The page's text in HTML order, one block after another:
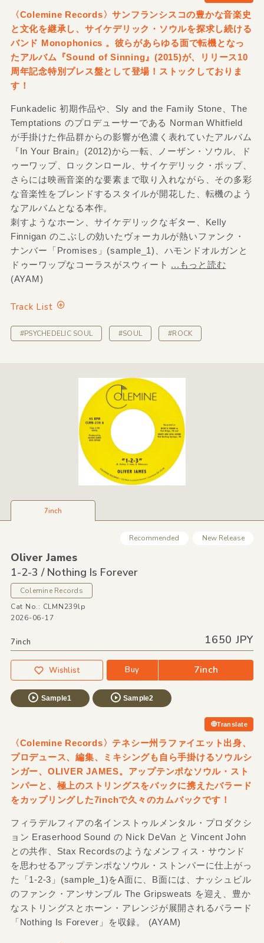
〈Colemine Records〉サンフランシスコの豊かな音楽史
と文化を継承し、サイケデリック・ソウルを探求し続ける
バンド Monophonics 。彼らがあらゆる面で転機となっ
たアルバム『Sound of Sinning』(2015)が、リリース10
周年記念特別プレス盤として登場！ストックしておりま
す！
Funkadelic 初期作品や、Sly and the Family Stone、The
Temptations のプロデューサーである Norman Whitfield
が手掛けた作品群からの影響が色濃く表れていたアルバム
『In Your Brain』(2012)から一転、ノーザン・ソウル、ド
ゥーワップ、ロックンロール、サイケデリック・ポップ、
さらには映画音楽的な要素まで取り入れながら、その多彩
な音楽性をブレンドするスタイルが開花した、転機のよう
なアルバムとなる本作。
刺すようなホーン、サイケデリックなギター、Kelly
Finnigan のこぶしの効いたヴォーカルが熱いファンク・
ナンバー「Promises」(sample_1)、ハモンドオルガンと
ドゥーワップなコーラスがスウィート ...もっと読む
(AYAM)
Track List
#PSYCHEDELIC SOUL #SOUL #ROCK
7inch
Recommended New Release
Oliver James
1-2-3 /Nothing Is Forever
Colemine Records
Cat No.: CLMN239lp
2026-06-17
7inch 1650 JPY
Wishlist Buy 7inch
Sample1 Sample2
Translate
〈Colemine Records〉テネシー州ラファイエット出身、
プロデュース、編集、ミキシングも自ら手掛けるソウルシ
ンガー、OLIVER JAMES。アップテンポなソウル・スト
ンパーと、極上のストリングスをバックに携えたバラード
をカップリングした7inchで久々のカムバックです！
フィラデルフィアの名インストゥルメンタル・プロダクシ
ョン Eraserhood Sound の Nick DeVan と Vincent John
との共作、Stax Recordsのようなメンフィス・サウンド
を思わせるアップテンポなソウル・ストンパーに仕上がっ
た「1-2-3」(sample_1)をA面に、B面には、ナッシュビル
のファンク・アンサンブル The Gripsweats を迎え、豊か
なストリングスとホーン・アレンジが展開されるバラード
「Nothing Is Forever」を収録。 (AYAM)